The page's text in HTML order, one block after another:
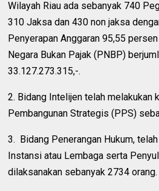
Wilayah Riau ada sebanyak 740
310 Jaksa dan 430 non jaksa
Penyerapan Anggaran 95,55
Negara Bukan Pajak (PNBP)
33.127.273.315,-.
2. Bidang Intelijen telah melakukan
Pembangunan Strategis (PPS)
3. Bidang Penerangan Hukum,
Instansi atau Lembaga serta
dilaksanakan sebanyak 2734 orang.